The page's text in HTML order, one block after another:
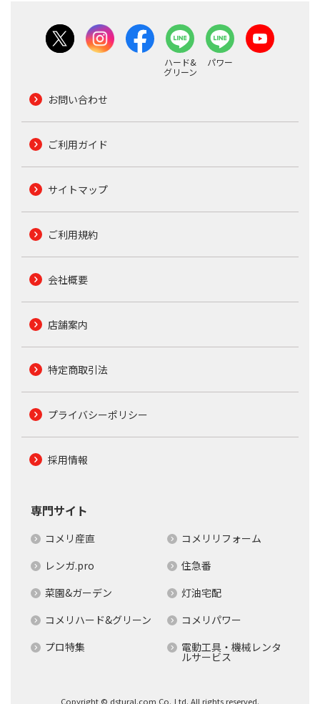
ハード&
グリーン
パワー
お問い合わせ
ご利用ガイド
サイトマップ
ご利用規約
会社概要
店舗案内
特定商取引法
プライバシーポリシー
採用情報
専門サイト
コメリ産直
コメリリフォーム
レンガ.pro
住急番
菜園&ガーデン
灯油宅配
コメリハード&グリーン
コメリパワー
プロ特集
電動工具・機械レンタ
ルサービス
Copyright © dstural.com Co.,Ltd. All rights reserved.